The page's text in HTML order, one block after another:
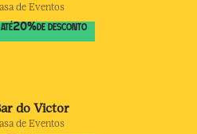
de Eventos
ATÉ20% DE DESCONTO
do Victor
de Eventos